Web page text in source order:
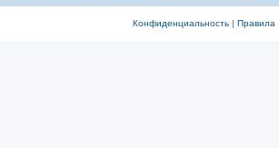
Конфиденциальность| Правила